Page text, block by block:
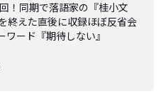
！同期で落語家の『桂小文
終えた直後に収録ほぼ反省会
ード『期待しない』